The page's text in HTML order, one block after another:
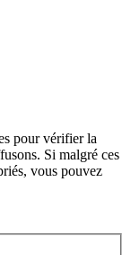
pour vérifier la
Si malgré ces
vous pouvez